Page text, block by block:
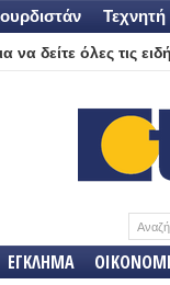
να δείτε όλες τις
ΕΓΚΛΗΜΑ